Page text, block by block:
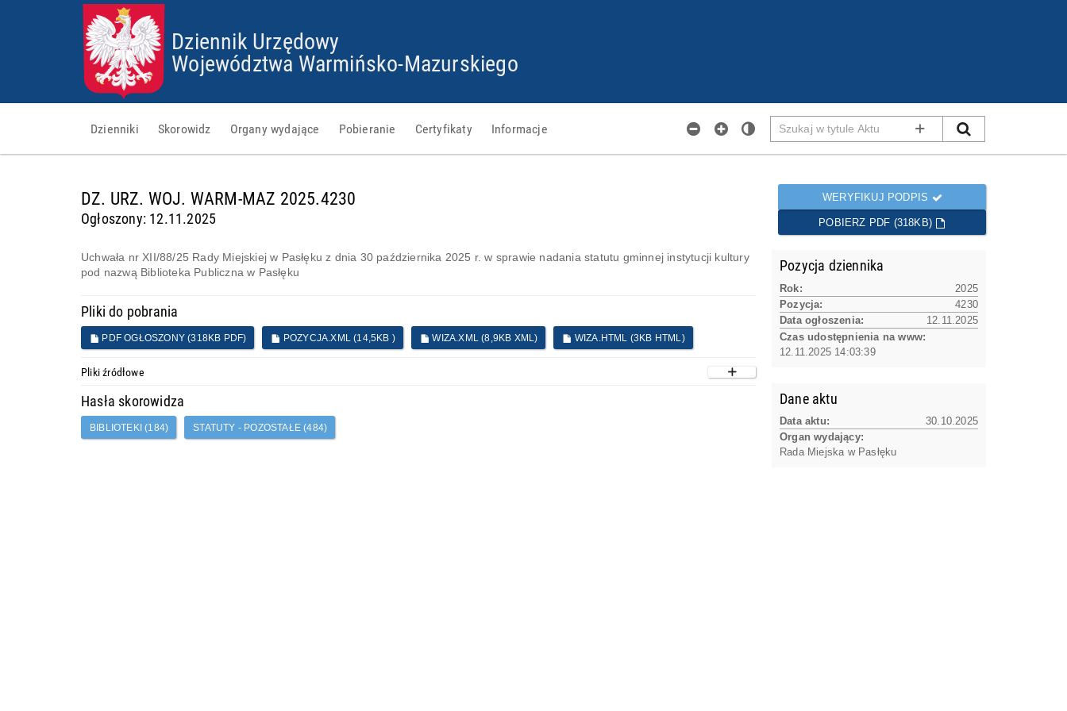
Dziennik Urzędowy
Województwa Warmińsko-Mazurskiego
Dzienniki Skorowidz Organy wydające Pobieranie Certyfikaty Informacje
Szukaj
tytule
WYSZUKIWANIE
d
a
n
g
t
w
e
DZ. URZ. WOJ. WARM-MAZ 2025.4230
Ogłoszony: 12.11.2025
WERYFIKUJ PODPIS
POBIERZ PDF (318KB)
Uchwała nr XII/88/25 Rady Miejskiej w Pasłęku z dnia 30 października 2025 r. w sprawie nadania statutu gminnej instytucji kultury
pod nazwą Biblioteka Publiczna w Pasłęku
Pliki do pobrania
PDF OGŁOSZONY (318KB PDF) POZYCJA.XML (14,5KB ) WIZA.XML (8,9KB XML) WIZA.HTML (3KB HTML)
Pliki źródłowe
Hasła skorowidza
BIBLIOTEKI (184) STATUTY - POZOSTAŁE (484)
Pozycja dziennika
Rok:
2025
Pozycja:
4230
Data ogłoszenia:
12.11.2025
Czas udostępnienia na www:
12.11.2025 14:03:39
Dane aktu
Data aktu:
30.10.2025
Organ wydający:
Rada Miejska w Pasłęku